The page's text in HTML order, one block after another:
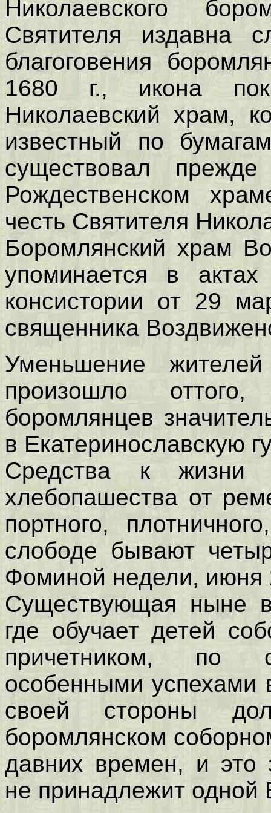
Николаевского
Святителя издавна
благоговения
1680 г., икона
Николаевский храм,
известный по
существовал
Рождественском
честь Святителя
Боромлянский храм
упоминается в
консистории от 29
священника
Уменьшение
произошло
боромлянцев
в Екатеринославскую
Средства к жизни
хлебопашества от
портного,
слободе бывают
Фоминой недели, июня
Существующая ныне
где обучает детей
причетником, по
особенными успехами
своей стороны
боромлянском
давних времен, и это
не принадлежит одной